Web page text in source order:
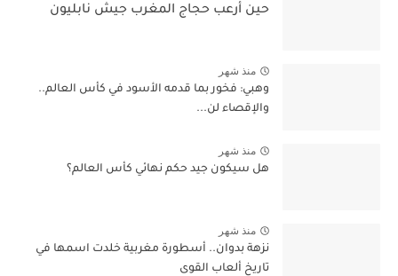
حين أرعب حجاج المغرب جيش نابليون
منذ شهر
وهبي: فخور بما قدمه الأسود في كأس العالم..
والإقصاء لن...
منذ شهر
هل سيكون جيد حكم نهائي كأس العالم؟
منذ شهر
نزهة بدوان.. أسطورة مغربية خلدت اسمها في
تاريخ ألعاب القوى